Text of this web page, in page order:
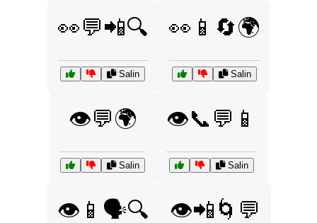
👀💬📲🔍
Salin
👀📱🔄🌍
Salin
👁️💬🌍
Salin
👁️📞💬📱
Salin
👁️📱🗣️🔍 👁️📲🌀💬